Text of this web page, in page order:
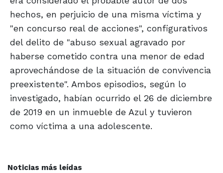
hechos, en perjuicio de una misma víctima y
"en concurso real de acciones", configurativos
del delito de "abuso sexual agravado por
haberse cometido contra una menor de edad
aprovechándose de la situación de convivencia
preexistente". Ambos episodios, según lo
investigado, habían ocurrido el 26 de diciembre
de 2019 en un inmueble de Azul y tuvieron
como víctima a una adolescente.
Noticias más leídas